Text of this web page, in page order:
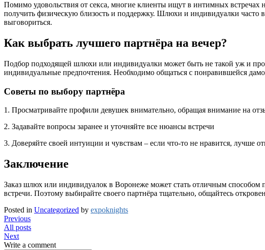
Помимо удовольствия от секса, многие клиенты ищут в интимных
получить физическую близость и поддержку. Шлюхи и индивидуалки часто
выговориться.
Как выбрать лучшего партнёра на вечер?
Подбор подходящей шлюхи или индивидуалки может быть не такой уж и
индивидуальные предпочтения. Необходимо общаться с понравившейся
Советы по выбору партнёра
1. Просматривайте профили девушек внимательно, обращая внимание на
2. Задавайте вопросы заранее и уточняйте все нюансы встречи
3. Доверяйте своей интуиции и чувствам – если что-то не нравится, лучше
Заключение
Заказ шлюх или индивидуалок в Воронеже может стать отличным способом
встречи. Поэтому выбирайте своего партнёра тщательно, общайтесь
Posted in Uncategorized by expoknights
Previous
All posts
Next
Write a comment